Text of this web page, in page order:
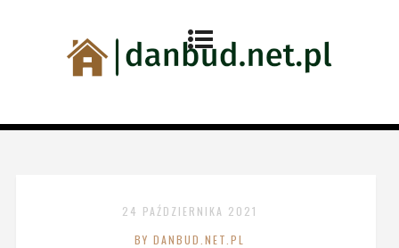
24 PAŹDZIERNIKA 2021
BY DANBUD.NET.PL